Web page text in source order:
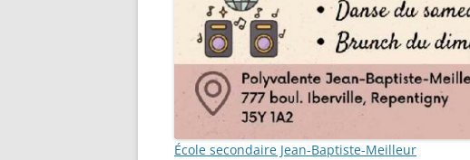
École secondaire Jean-Baptiste-Meilleur